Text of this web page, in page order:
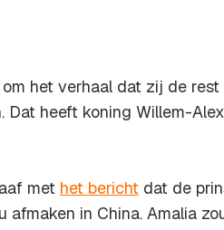
het verhaal dat zij de rest
Dat heeft koning Willem-
met het bericht dat de
afmaken in China. Amalia